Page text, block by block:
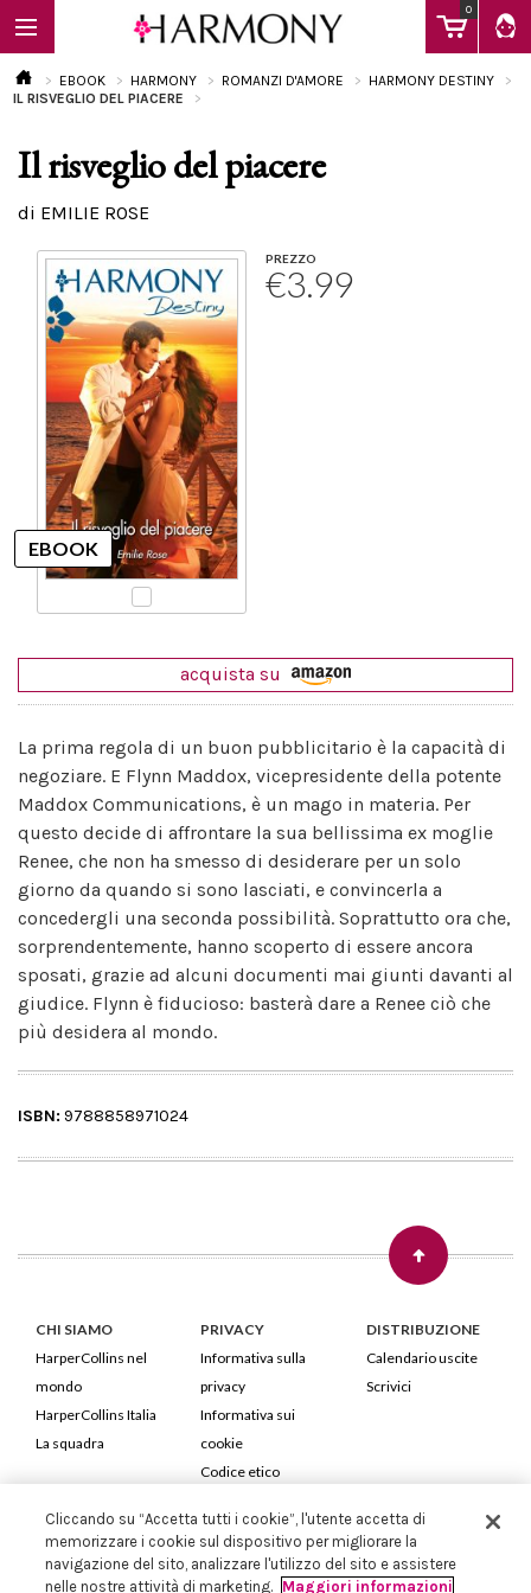
0
EBOOK
Calendario
EBOOK HARMONY ROMANZI D'AMORE
HARMONY DESTINY
IL RISVEGLIO DEL PIACERE
Il risveglio del piacere
di EMILIE ROSE
PREZZO
€3.99
acquista su
La prima regola di un buon pubblicitario è la capacità di
negoziare. E Flynn Maddox, vicepresidente della potente
Maddox Communications, è un mago in materia. Per
questo decide di affrontare la sua bellissima ex moglie
Renee, che non ha smesso di desiderare per un solo
giorno da quando si sono lasciati, e convincerla a
concedergli una seconda possibilità. Soprattutto ora che,
sorprendentemente, hanno scoperto di essere ancora
sposati, grazie ad alcuni documenti mai giunti davanti al
giudice. Flynn è fiducioso: basterà dare a Renee ciò che
più desidera al mondo.
ISBN: 9788858971024
CHI SIAMO
HarperCollins nel
mondo
HarperCollins Italia
La squadra
PRIVACY
Informativa sulla
privacy
Informativa sui
cookie
Codice etico
DISTRIBUZIONE
Calendario uscite
Scrivici
HarperCollins Italia S.p.A. Viale Monte Nero, 84 - 20135 Milano
Cod. Fiscale e P.IVA 05946780151 - Capitale Sociale 258.250 €
Iscritta in Milano al Registro delle imprese nr.198004 e REA nr.1051898
Cliccando su “Accetta tutti i cookie”, l'utente accetta di
memorizzare i cookie sul dispositivo per migliorare la
navigazione del sito, analizzare l'utilizzo del sito e assistere
nelle nostre attività di marketing. Maggiori informazioni